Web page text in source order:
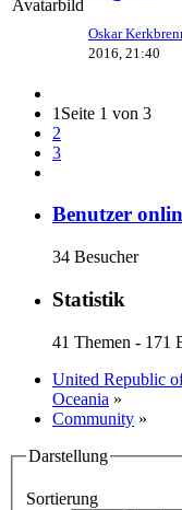
Oskar
2016, 21:40
1 Seite 1 von 3
2
3
Benutzer
34 Besucher
Statistik
41 Themen - 171
United Republic
Oceania »
Community »
Darstellung
Sortierung